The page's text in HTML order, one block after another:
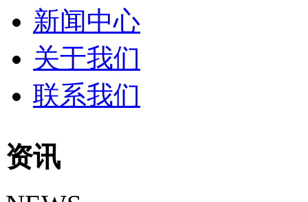
新闻中心
关于我们
联系我们
资讯